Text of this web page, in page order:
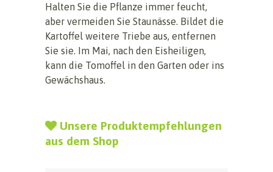
Halten Sie die Pflanze immer feucht,
aber vermeiden Sie Staunässe. Bildet die
Kartoffel weitere Triebe aus, entfernen
Sie sie. Im Mai, nach den Eisheiligen,
kann die Tomoffel in den Garten oder ins
Gewächshaus.
Unsere Produktempfehlungen
aus dem Shop